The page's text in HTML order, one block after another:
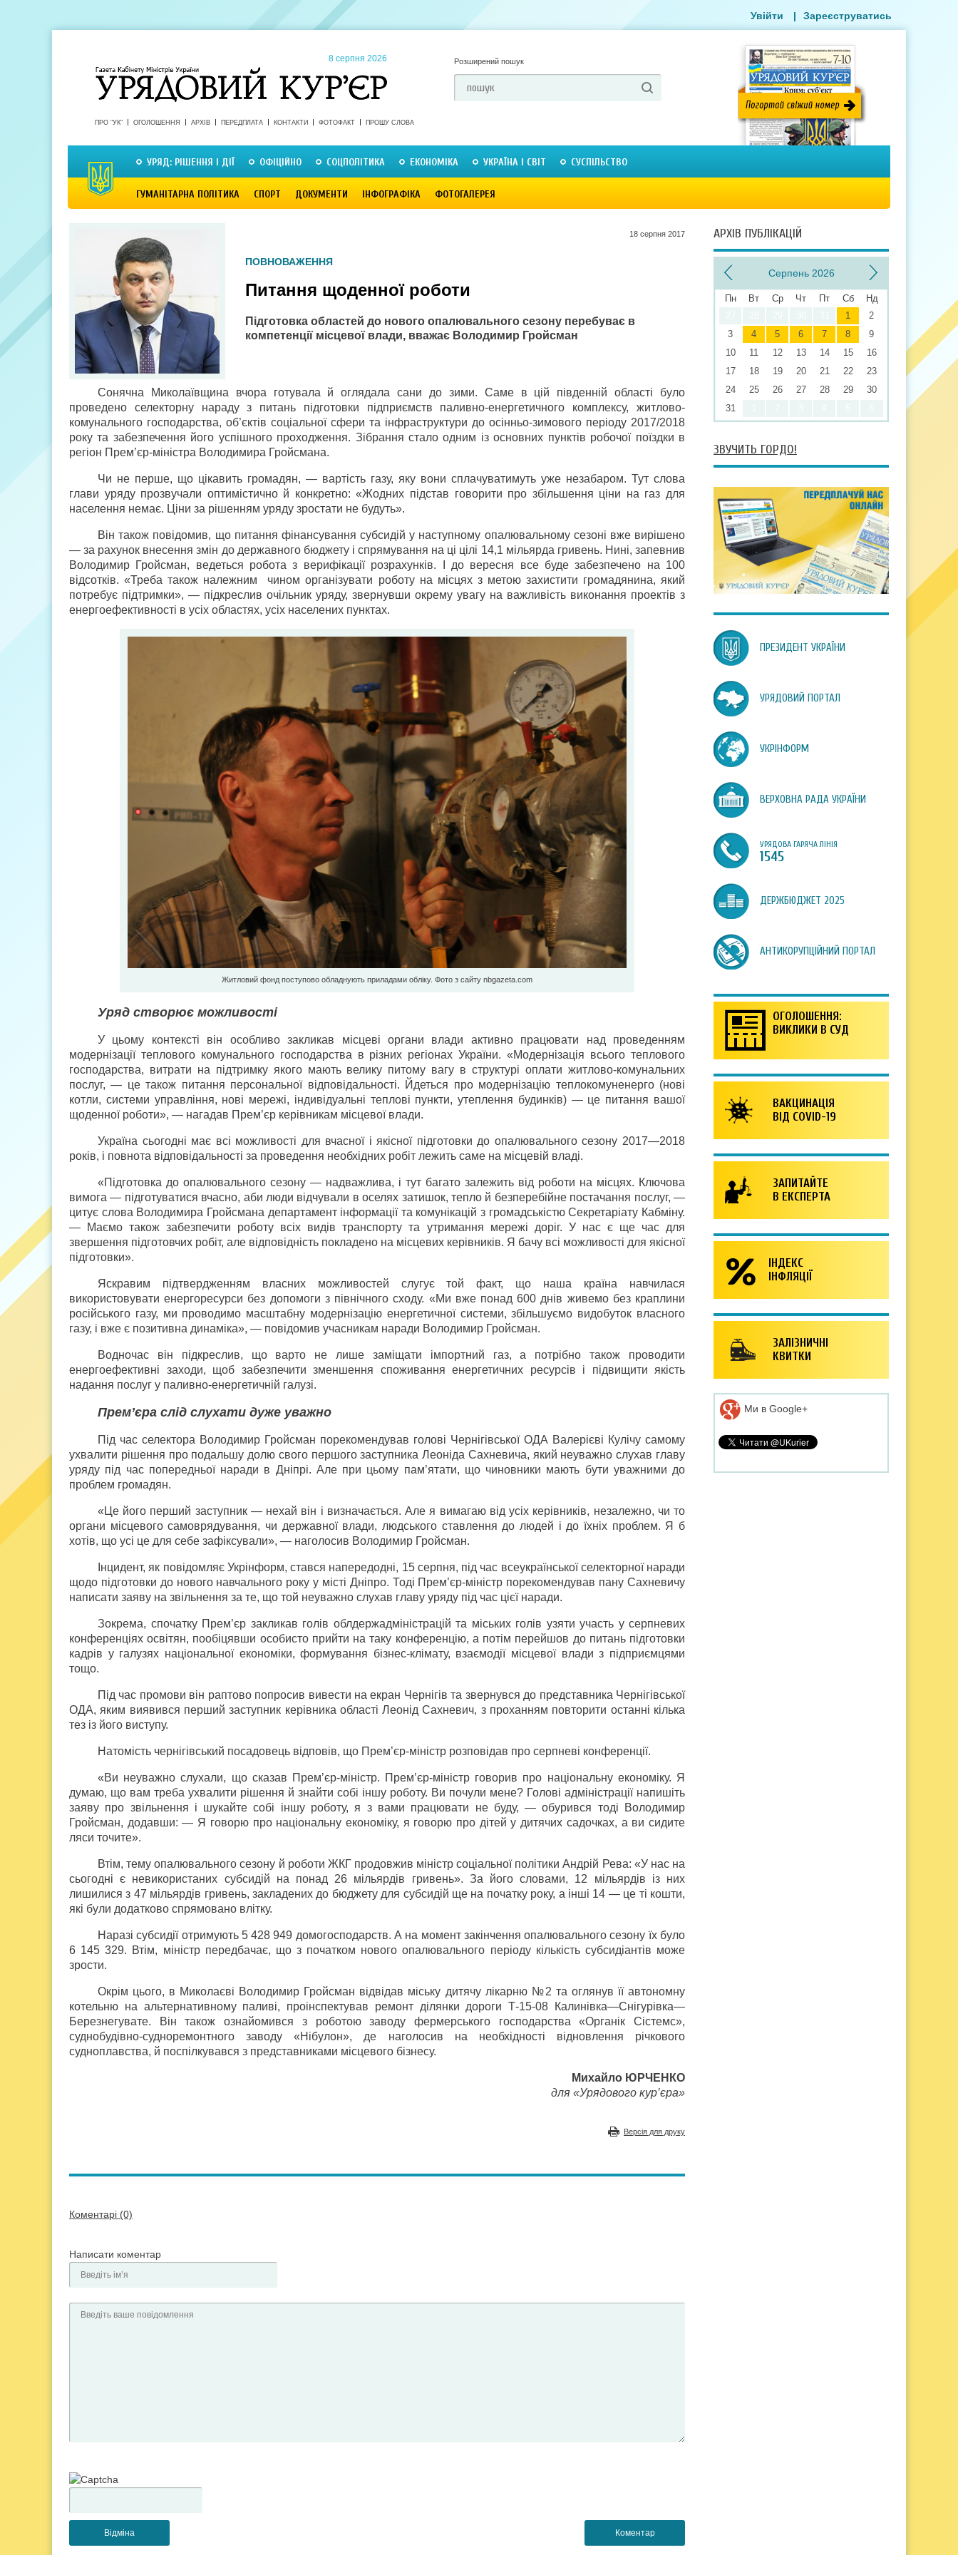
8 серпня 2026 Розширений пошук
ПРО "УК" ОГОЛОШЕННЯ АРХІВ ПЕРЕДПЛАТА КОНТАКТИ ФОТОФАКТ ПРОШУ СЛОВА
УРЯД: РІШЕННЯ І ДІЇ ОФІЦІЙНО СОЦПОЛІТИКА ЕКОНОМІКА УКРАЇНА І СВІТ СУСПІЛЬСТВО
ГУМАНІТАРНА ПОЛІТИКА СПОРТ ДОКУМЕНТИ ІНФОГРАФІКА ФОТОГАЛЕРЕЯ
Увійти | Зареєструватись
18 серпня 2017
ПОВНОВАЖЕННЯ
Питання щоденної роботи
Підготовка областей до нового опалювального сезону перебуває в
компетенції місцевої влади, вважає Володимир Гройсман
Сонячна Миколаївщина вчора готувала й оглядала сани до зими. Саме в цій південній області було
проведено селекторну нараду з питань підготовки підприємств паливно-енергетичного комплексу, житлово-
комунального господарства, об’єктів соціальної сфери та інфраструктури до осінньо-зимового періоду 2017/2018
року та забезпечення його успішного проходження. Зібрання стало одним із основних пунктів робочої поїздки в
регіон Прем’єр-міністра Володимира Гройсмана.
Чи не перше, що цікавить громадян, — вартість газу, яку вони сплачуватимуть уже незабаром. Тут слова
глави уряду прозвучали оптимістично й конкретно: «Жодних підстав говорити про збільшення ціни на газ для
населення немає. Ціни за рішенням уряду зростати не будуть».
Він також повідомив, що питання фінансування субсидій у наступному опалювальному сезоні вже вирішено
— за рахунок внесення змін до державного бюджету і спрямування на ці цілі 14,1 мільярда гривень. Нині, запевнив
Володимир Гройсман, ведеться робота з верифікації розрахунків. І до вересня все буде забезпечено на 100
відсотків. «Треба також належним чином організувати роботу на місцях з метою захистити громадянина, який
потребує підтримки», — підкреслив очільник уряду, звернувши окрему увагу на важливість виконання проектів з
енергоефективності в усіх областях, усіх населених пунктах.
Житловий фонд поступово обладнують приладами обліку. Фото з сайту nbgazeta.com
Уряд створює можливості
У цьому контексті він особливо закликав місцеві органи влади активно працювати над проведенням
модернізації теплового комунального господарства в різних регіонах України. «Модернізація всього теплового
господарства, витрати на підтримку якого мають велику питому вагу в структурі оплати житлово-комунальних
послуг, — це також питання персональної відповідальності. Йдеться про модернізацію теплокомун­енерго (нові
котли, системи управління, нові мережі, індивідуальні теплові пункти, утеплення будинків) — це питання вашої
щоденної роботи», — нагадав Прем’єр керівникам місцевої влади.
Україна сьогодні має всі можливості для вчасної і якісної підготовки до опалювального сезону 2017—2018
років, і повнота відповідальності за проведення необхідних робіт лежить саме на місцевій владі.
«Підготовка до опалювального сезону — надважлива, і тут багато залежить від роботи на місцях. Ключова
вимога — підготуватися вчасно, аби люди відчували в оселях затишок, тепло й безперебійне постачання послуг, —
цитує слова Володимира Гройсмана департамент інформації та комунікацій з громадськістю Секретаріату Кабміну.
— Маємо також забезпечити роботу всіх видів транспорту та утримання мережі доріг. У нас є ще час для
звершення підготовчих робіт, але відповідність покладено на місцевих керівників. Я бачу всі можливості для якісної
підготовки».
Яскравим підтвердженням власних можливостей слугує той факт, що наша країна навчилася
використовувати енергоресурси без допомоги з північного сходу. «Ми вже понад 600 днів живемо без краплини
російського газу, ми проводимо масштабну модернізацію енергетичної системи, збільшуємо видобуток власного
газу, і вже є позитивна динаміка», — повідомив учасникам наради Володимир Гройсман.
Водночас він підкреслив, що варто не лише заміщати імпортний газ, а потрібно також проводити
енергоефективні заходи, щоб забезпечити зменшення споживання енергетичних ресурсів і підвищити якість
надання послуг у паливно-енергетичній галузі.
Прем’єра слід слухати дуже уважно
Під час селектора Володимир Гройсман порекомендував голові Чернігівської ОДА Валерієві Кулічу самому
ухвалити рішення про подальшу долю свого першого заступника Леоніда Сахневича, який неуважно слухав главу
уряду під час попередньої наради в Дніпрі. Але при цьому пам’ятати, що чиновники мають бути уважними до
проблем громадян.
«Це його перший заступник — нехай він і визначається. Але я вимагаю від усіх керівників, незалежно, чи то
органи місцевого самоврядування, чи державної влади, людського ставлення до людей і до їхніх проблем. Я б
хотів, що усі це для себе зафіксували», — наголосив Володимир Гройсман.
Інцидент, як повідомляє Укрінформ, стався напередодні, 15 серпня, під час всеукраїнської селекторної наради
щодо підготовки до нового навчального року у місті Дніпро. Тоді Прем’єр-міністр порекомендував пану Сахневичу
написати заяву на звільнення за те, що той неуважно слухав главу уряду під час цієї наради.
Зокрема, спочатку Прем’єр закликав голів облдержадміністрацій та міських голів узяти участь у серпневих
конференціях освітян, по­обіцявши особисто прийти на таку конференцію, а потім перейшов до питань підготовки
кадрів у галузях національної економіки, формування бізнес-клімату, взаємодії місцевої влади з підприємцями
тощо.
Під час промови він раптово попросив вивести на екран Чернігів та звернувся до представника Чернігівської
ОДА, яким виявився перший заступник керівника області Леонід Сахневич, з проханням повторити останні кілька
тез із його виступу.
Натомість чернігівський посадовець відповів, що Прем’єр-міністр розповідав про серпневі конференції.
«Ви неуважно слухали, що сказав Прем’єр-міністр. Прем’єр-міністр говорив про національну економіку. Я
думаю, що вам треба ухвалити рішення й знайти собі іншу роботу. Ви почули мене? Голові адміністрації напишіть
заяву про звільнення і шукайте собі іншу роботу, я з вами працювати не буду, — обурився тоді Володимир
Гройсман, додавши: — Я говорю про національну економіку, я говорю про дітей у дитячих садочках, а ви сидите
ляси точите».
Втім, тему опалювального сезону й роботи ЖКГ продовжив міністр соціальної політики Андрій Рева: «У нас на
сьогодні є невикористаних субсидій на понад 26 мільярдів гривень». За його словами, 12 мільярдів із них
лишилися з 47 мільярдів гривень, закладених до бюджету для субсидій ще на початку року, а інші 14 — це ті кошти,
які були додатково спрямовано влітку.
Наразі субсидії отримують 5 428 949 домогосподарств. А на момент закінчення опалювального сезону їх було
6 145 329. Втім, міністр передбачає, що з початком нового опалювального періоду кількість субсидіантів може
зрости.
Окрім цього, в Миколаєві Володимир Гройсман відвідав міську дитячу лікарню №2 та оглянув її автономну
котельню на альтернативному паливі, проінспектував ремонт ділянки дороги Т-15-08 Калинівка—Снігурівка—
Березнегувате. Він також ознайомився з роботою заводу фермерського господарства «Органік Сістемс»,
суднобудівно-судноремонтного заводу «Нібулон», де наголосив на необхідності відновлення річкового
судноплавства, й поспілкувався з представниками місцевого бізнесу.
Михайло ЮРЧЕНКО
для «Урядового кур’єра»
Версія для друку
Коментарі (0)
Написати коментар
АРХІВ ПУБЛІКАЦІЙ
Серпень 2026
Пн Вт Ср Чт Пт Сб
Нд
1
2
3
4 5 6 7 8
9
10
11 12 13 14 15
16
17
18 19 20 21 22
23
24
25 26 27 28 29
30
31
ЗВУЧИТЬ ГОРДО!
ПРЕЗИДЕНТ УКРАЇНИ
УРЯДОВИЙ ПОРТАЛ
УКРІНФОРМ
ВЕРХОВНА РАДА УКРАЇНИ
УРЯДОВА ГАРЯЧА ЛІНІЯ
1545
ДЕРЖБЮДЖЕТ 2025
АНТИКОРУПЦІЙНИЙ ПОРТАЛ
ОГОЛОШЕННЯ:
ВИКЛИКИ В СУД
ВАКЦИНАЦІЯ
ВІД COVID-19
ЗАПИТАЙТЕ
В ЕКСПЕРТА
ІНДЕКС
ІНФЛЯЦІЇ
ЗАЛІЗНИЧНІ
КВИТКИ
Ми в Google+